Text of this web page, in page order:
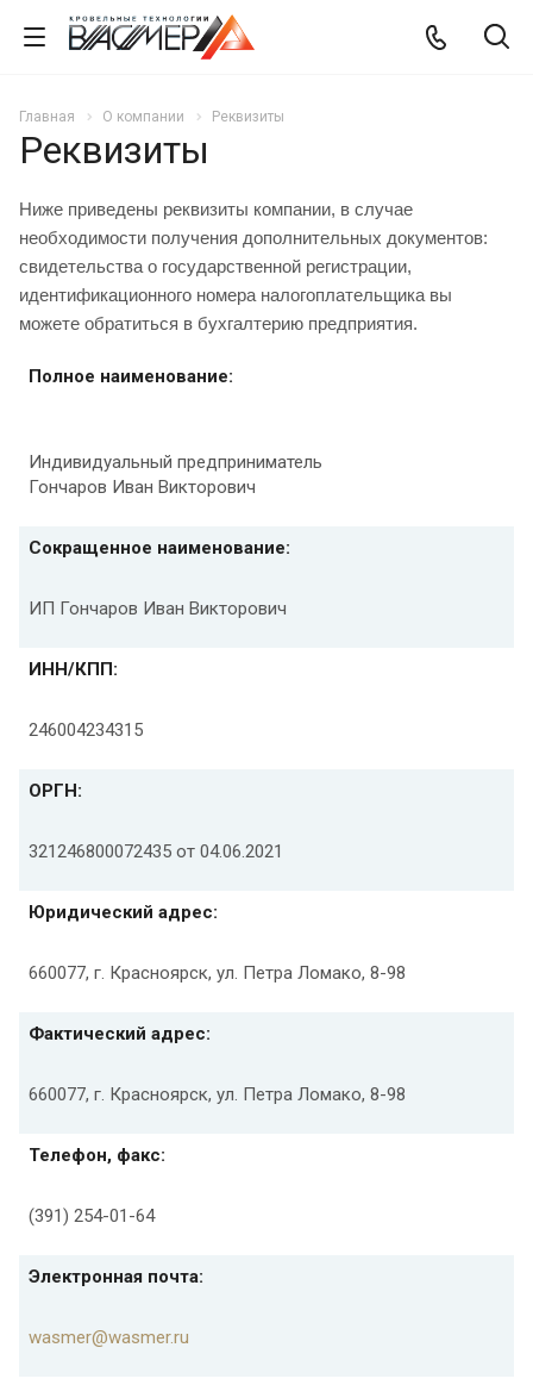
Главная О компании Реквизиты
Реквизиты
Ниже приведены реквизиты компании, в случае
необходимости получения дополнительных документов:
свидетельства о государственной регистрации,
идентификационного номера налогоплательщика вы
можете обратиться в бухгалтерию предприятия.
Полное наименование:
Индивидуальный предприниматель
Гончаров Иван Викторович
Сокращенное наименование:
ИП Гончаров Иван Викторович
ИНН/КПП:
246004234315
ОРГН:
321246800072435 от 04.06.2021
Юридический адрес:
660077, г. Красноярск, ул. Петра Ломако, 8-98
Фактический адрес:
660077, г. Красноярск, ул. Петра Ломако, 8-98
Телефон, факс:
(391) 254-01-64
Электронная почта:
wasmer@wasmer.ru